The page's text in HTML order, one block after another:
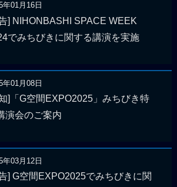
年01月16日
] NIHONBASHI SPACE WEEK
でみちびきに関する講演を実施
年01月08日
]「G空間EXPO2025」みちびき特
演会のご案内
年03月12日
] G空間EXPO2025でみちびきに関